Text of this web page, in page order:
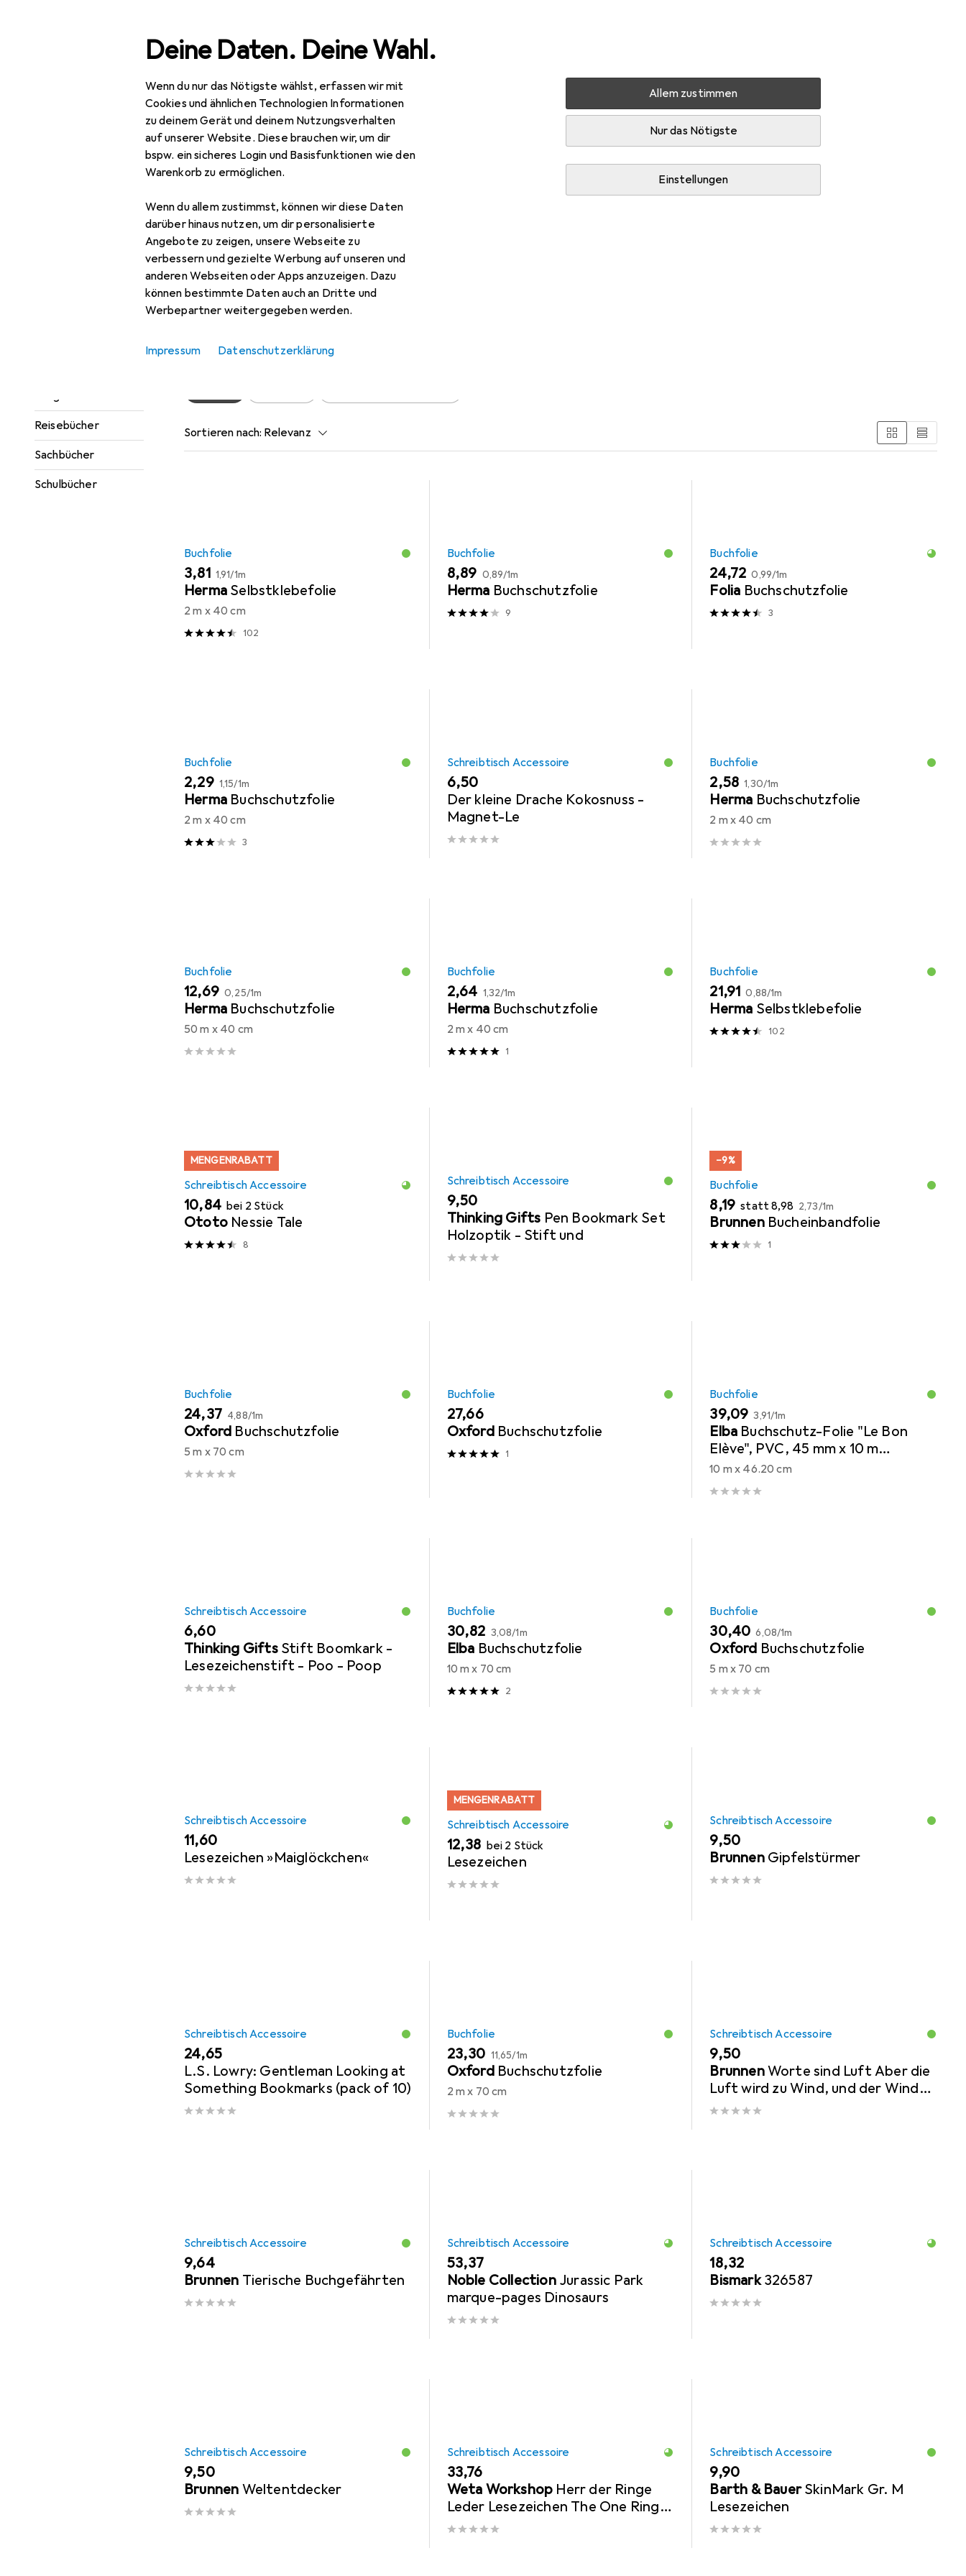
Deine Daten. Deine Wahl.
Wenn du nur das Nötigste wählst, erfassen wir mit
Cookies und ähnlichen Technologien Informationen
zu deinem Gerät und deinem Nutzungsverhalten
auf unserer Website. Diese brauchen wir, um dir
bspw. ein sicheres Login und Basisfunktionen wie den
Warenkorb zu ermöglichen.
Wenn du allem zustimmst, können wir diese Daten
darüber hinaus nutzen, um dir personalisierte
Angebote zu zeigen, unsere Webseite zu
verbessern und gezielte Werbung auf unseren und
anderen Webseiten oder Apps anzuzeigen. Dazu
können bestimmte Daten auch an Dritte und
Werbepartner weitergegeben werden.
Allem zustimmen
Nur das Nötigste
Einstellungen
Impressum Datenschutzerklärung
Navigation nach Kategorien
Ratgeber
Reisebücher
Sachbücher
Schulbücher
Gesamtsortiment Büro + Schreibwaren Scherenf?hrerschein
Deutsch, 2022
Zubehör für Scherenf?hrerschein
Sortieren nach: Relevanz
Buchfolie
EUR
3,81 EUR
1,91/1m
Herma Selbstklebefolie
2 m x 40 cm
102
Buchfolie
EUR
8,89 EUR
0,89/1m
Herma Buchschutzfolie
9
Buchfolie
EUR
24,72 EUR
0,99/1m
Folia Buchschutzfolie
3
Buchfolie
EUR
2,29 EUR
1,15/1m
Herma Buchschutzfolie
2 m x 40 cm
3
Schreibtisch Accessoire
EUR
6,50
Der kleine Drache Kokosnuss -
Magnet-Le
Buchfolie
EUR
2,58 EUR
1,30/1m
Herma Buchschutzfolie
2 m x 40 cm
Buchfolie
EUR
12,69 EUR
0,25/1m
Herma Buchschutzfolie
50 m x 40 cm
Buchfolie
EUR
2,64 EUR
1,32/1m
Herma Buchschutzfolie
2 m x 40 cm
1
Buchfolie
EUR
21,91 EUR
0,88/1m
Herma Selbstklebefolie
102
MENGENRABATT
Schreibtisch Accessoire
EUR
10,84 bei 2 Stück
Ototo Nessie Tale
8
Schreibtisch Accessoire
EUR
9,50
Thinking Gifts Pen Bookmark Set
Holzoptik - Stift und
−9%
Buchfolie
EUR
8,19 stattEUR
8,98 EUR
2,73/1m
Brunnen Bucheinbandfolie
1
Buchfolie
EUR
24,37 EUR
4,88/1m
Oxford Buchschutzfolie
5 m x 70 cm
Buchfolie
EUR
27,66
Oxford Buchschutzfolie
1
Buchfolie
EUR
39,09 EUR
3,91/1m
Elba Buchschutz-Folie "Le Bon
Elève", PVC, 45 mm x 10 m
transparent, zum Schutz von
Büchern
10 m x 46.20 cm
Schreibtisch Accessoire
EUR
6,60
Thinking Gifts Stift Boomkark -
Lesezeichenstift - Poo - Poop
Buchfolie
EUR
30,82 EUR
3,08/1m
Elba Buchschutzfolie
10 m x 70 cm
2
Buchfolie
EUR
30,40 EUR
6,08/1m
Oxford Buchschutzfolie
5 m x 70 cm
Schreibtisch Accessoire
EUR
11,60
Lesezeichen »Maiglöckchen«
MENGENRABATT
Schreibtisch Accessoire
EUR
12,38 bei 2 Stück
Lesezeichen
Schreibtisch Accessoire
EUR
9,50
Brunnen Gipfelstürmer
Schreibtisch Accessoire
EUR
24,65
L.S. Lowry: Gentleman Looking at
Something Bookmarks (pack of 10)
Buchfolie
EUR
23,30 EUR
11,65/1m
Oxford Buchschutzfolie
2 m x 70 cm
Schreibtisch Accessoire
EUR
9,50
BrunnenWorte sind Luft Aber die
Luft wird zu Wind, und der Wind
lässt die Schiffe segeln nach
Schreibtisch Accessoire
EUR
9,64
Brunnen Tierische Buchgefährten
Schreibtisch Accessoire
EUR
53,37
Noble Collection Jurassic Park
marque-pages Dinosaurs
Schreibtisch Accessoire
EUR
18,32
Bismark 326587
Schreibtisch Accessoire
EUR
9,50
Brunnen Weltentdecker
Schreibtisch Accessoire
EUR
33,76
Weta Workshop Herr der Ringe
Leder Lesezeichen The One Ring
Inscription
Schreibtisch Accessoire
EUR
9,90
Barth & Bauer SkinMark Gr. M
Lesezeichen